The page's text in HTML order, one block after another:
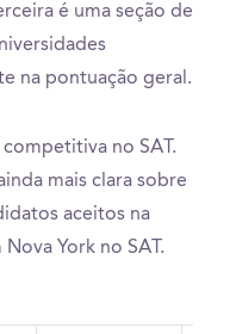
é uma seção de
na pontuação geral.
no SAT.
mais clara sobre
aceitos na
York no SAT.